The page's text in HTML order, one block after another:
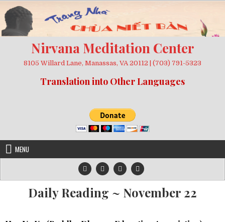
to
content
Nirvana Meditation Center
8105 Willard Lane, Manassas, VA 20112 | (703) 791-5323
Translation into Other Languages
MENU
Daily Reading ~ November 22